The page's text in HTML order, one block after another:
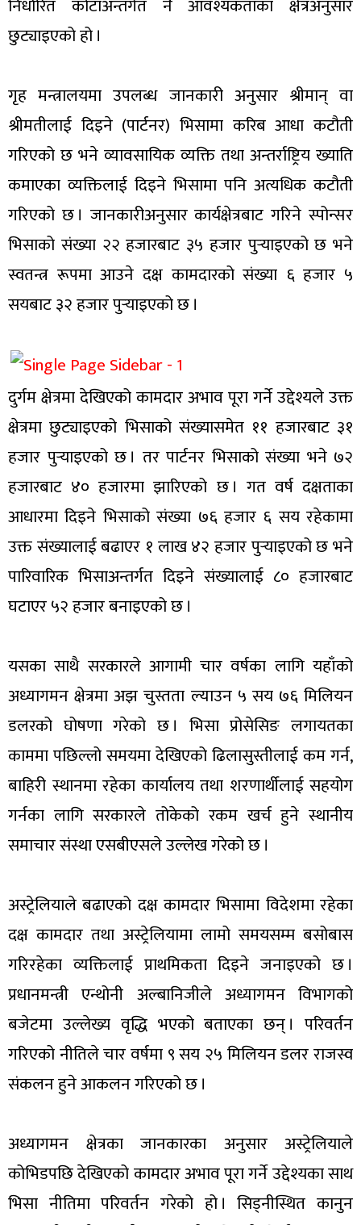
निर्धारित कोटाअन्तर्गत नै आवश्यकताका क्षेत्रअनुसार
छुट्याइएको हो ।
गृह मन्त्रालयमा उपलब्ध जानकारी अनुसार श्रीमान् वा
श्रीमतीलाई दिइने (पार्टनर) भिसामा करिब आधा कटौती
गरिएको छ भने व्यावसायिक व्यक्ति तथा अन्तर्राष्ट्रिय ख्याति
कमाएका व्यक्तिलाई दिइने भिसामा पनि अत्यधिक कटौती
गरिएको छ । जानकारीअनुसार कार्यक्षेत्रबाट गरिने स्पोन्सर
भिसाको संख्या २२ हजारबाट ३५ हजार पुर्‍याइएको छ भने
स्वतन्त्र रूपमा आउने दक्ष कामदारको संख्या ६ हजार ५
सयबाट ३२ हजार पुर्‍याइएको छ ।
दुर्गम क्षेत्रमा देखिएको कामदार अभाव पूरा गर्ने उद्देश्यले उक्त
क्षेत्रमा छुट्याइएको भिसाको संख्यासमेत ११ हजारबाट ३१
हजार पुर्‍याइएको छ । तर पार्टनर भिसाको संख्या भने ७२
हजारबाट ४० हजारमा झारिएको छ । गत वर्ष दक्षताका
आधारमा दिइने भिसाको संख्या ७६ हजार ६ सय रहेकामा
उक्त संख्यालाई बढाएर १ लाख ४२ हजार पुर्‍याइएको छ भने
पारिवारिक भिसाअन्तर्गत दिइने संख्यालाई ८० हजारबाट
घटाएर ५२ हजार बनाइएको छ ।
यसका साथै सरकारले आगामी चार वर्षका लागि यहाँको
अध्यागमन क्षेत्रमा अझ चुस्तता ल्याउन ५ सय ७६ मिलियन
डलरको घोषणा गरेको छ । भिसा प्रोसेसिङ लगायतका
काममा पछिल्लो समयमा देखिएको ढिलासुस्तीलाई कम गर्न,
बाहिरी स्थानमा रहेका कार्यालय तथा शरणार्थीलाई सहयोग
गर्नका लागि सरकारले तोकेको रकम खर्च हुने स्थानीय
समाचार संस्था एसबीएसले उल्लेख गरेको छ ।
अस्ट्रेलियाले बढाएको दक्ष कामदार भिसामा विदेशमा रहेका
दक्ष कामदार तथा अस्ट्रेलियामा लामो समयसम्म बसोबास
गरिरहेका व्यक्तिलाई प्राथमिकता दिइने जनाइएको छ ।
प्रधानमन्त्री एन्थोनी अल्बानिजीले अध्यागमन विभागको
बजेटमा उल्लेख्य वृद्धि भएको बताएका छन् । परिवर्तन
गरिएको नीतिले चार वर्षमा ९ सय २५ मिलियन डलर राजस्व
संकलन हुने आकलन गरिएको छ ।
अध्यागमन क्षेत्रका जानकारका अनुसार अस्ट्रेलियाले
कोभिडपछि देखिएको कामदार अभाव पूरा गर्ने उद्देश्यका साथ
भिसा नीतिमा परिवर्तन गरेको हो । सिड्नीस्थित कानुन